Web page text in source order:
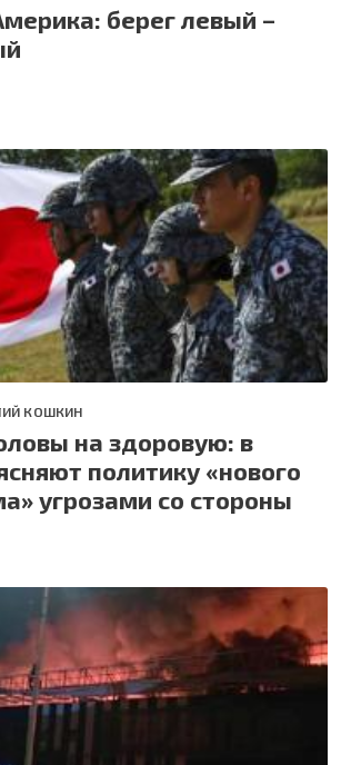
берег левый –
КОШКИН
на здоровую: в
политику «нового
угрозами со стороны